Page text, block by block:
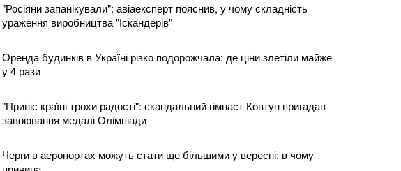
"Росіяни запанікували": авіаексперт пояснив, у чому складність
ураження виробництва "Іскандерів"
Оренда будинків в Україні різко подорожчала: де ціни злетіли майже
у 4 рази
"Приніс країні трохи радості": скандальний гімнаст Ковтун пригадав
завоювання медалі Олімпіади
Черги в аеропортах можуть стати ще більшими у вересні: в чому